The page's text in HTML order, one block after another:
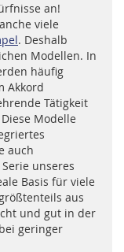
an!
viele
. Deshalb
Modellen. In
häufig
Akkord
Tätigkeit
Modelle
auch
unseres
Basis für viele
aus
und gut in der
geringer